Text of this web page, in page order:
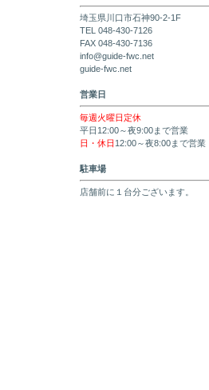
埼玉県川口市石神90-2-1F
TEL 048-430-7126
FAX 048-430-7136
info@guide-fwc.net
guide-fwc.net
営業日
毎週火曜日定休
平日12:00～夜9:00まで営業
日・休日 12:00～夜8:00まで営業
駐車場
店舗前に１台分ございます。